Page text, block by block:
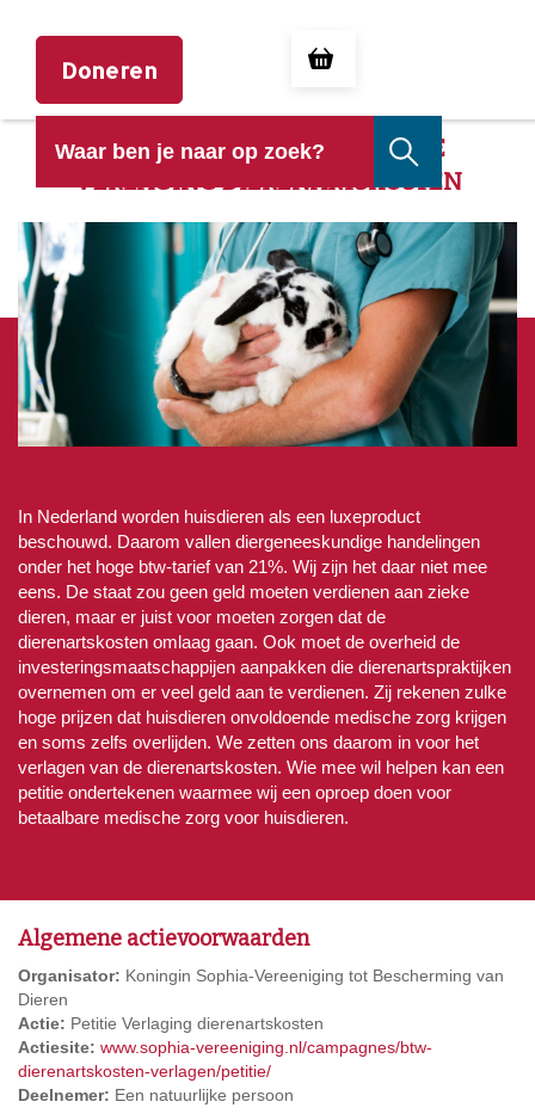
Doneren
ACTIEVOORWAARDEN PETITIE
VERLAGING DIERENARTSKOSTEN
In Nederland worden huisdieren als een luxeproduct
beschouwd. Daarom vallen diergeneeskundige handelingen
onder het hoge btw-tarief van 21%. Wij zijn het daar niet mee
eens. De staat zou geen geld moeten verdienen aan zieke
dieren, maar er juist voor moeten zorgen dat de
dierenartskosten omlaag gaan. Ook moet de overheid de
investeringsmaatschappijen aanpakken die dierenartspraktijken
overnemen om er veel geld aan te verdienen. Zij rekenen zulke
hoge prijzen dat huisdieren onvoldoende medische zorg krijgen
en soms zelfs overlijden. We zetten ons daarom in voor het
verlagen van de dierenartskosten. Wie mee wil helpen kan een
petitie ondertekenen waarmee wij een oproep doen voor
betaalbare medische zorg voor huisdieren.
Algemene actievoorwaarden
Organisator: Koningin Sophia-Vereeniging tot Bescherming van
Dieren
Actie: Petitie Verlaging dierenartskosten
Actiesite: www.sophia-vereeniging.nl/campagnes/btw-
dierenartskosten-verlagen/petitie/
Deelnemer: Een natuurlijke persoon